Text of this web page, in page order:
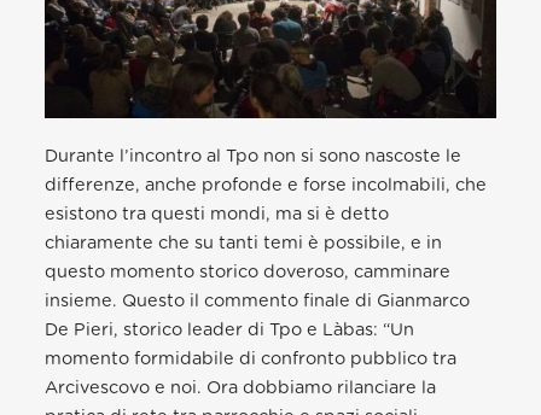
Durante l’incontro al Tpo non si sono nascoste le
differenze, anche profonde e forse incolmabili, che
esistono tra questi mondi, ma si è detto
chiaramente che su tanti temi è possibile, e in
questo momento storico doveroso, camminare
insieme. Questo il commento finale di Gianmarco
De Pieri, storico leader di Tpo e Làbas: “Un
momento formidabile di confronto pubblico tra
Arcivescovo e noi. Ora dobbiamo rilanciare la